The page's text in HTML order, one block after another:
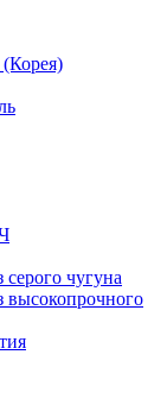
чугуна